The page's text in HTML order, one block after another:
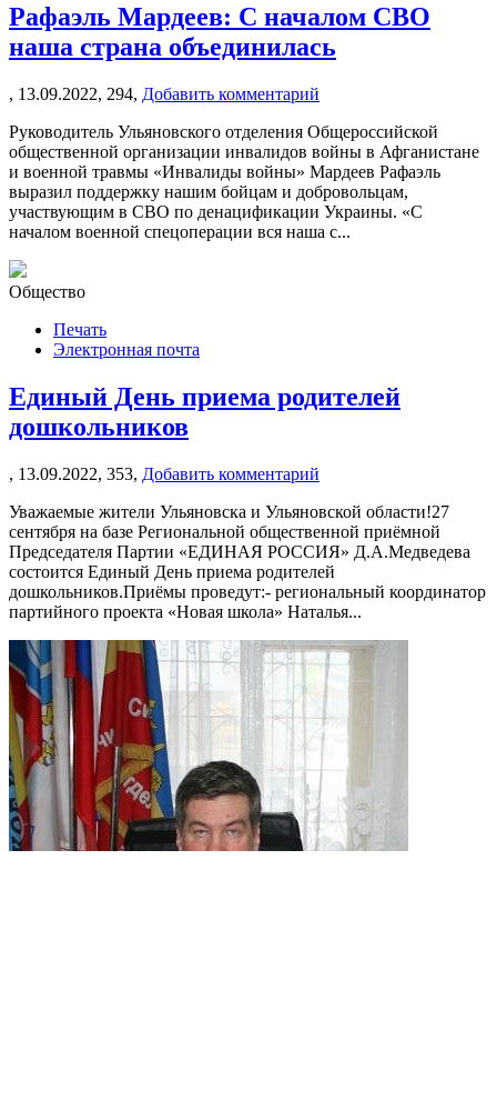
Рафаэль Мардеев: С началом СВО
наша страна объединилась
, 13.09.2022, 294, Добавить комментарий
Руководитель Ульяновского отделения Общероссийской
общественной организации инвалидов войны в Афганистане
и военной травмы «Инвалиды войны» Мардеев Рафаэль
выразил поддержку нашим бойцам и добровольцам,
участвующим в СВО по денацификации Украины. «С
началом военной спецоперации вся наша с...
Общество
Печать
Электронная почта
Единый День приема родителей
дошкольников
, 13.09.2022, 353, Добавить комментарий
Уважаемые жители Ульяновска и Ульяновской области!27
сентября на базе Региональной общественной приёмной
Председателя Партии «ЕДИНАЯ РОССИЯ» Д.А.Медведева
состоится Единый День приема родителей
дошкольников.Приёмы проведут:- региональный координатор
партийного проекта «Новая школа» Наталья...